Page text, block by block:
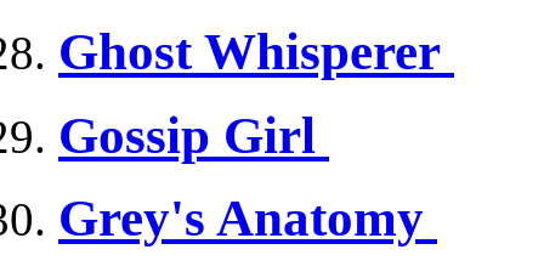
Ghost Whisperer
Gossip Girl
Grey's Anatomy